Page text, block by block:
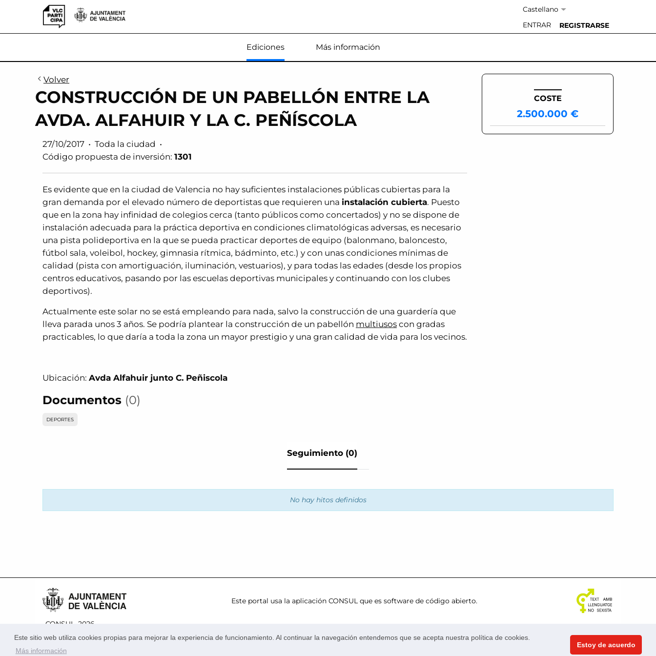
Este sitio web utiliza cookies propias para mejorar la experiencia de funcionamiento. Al continuar la navegación entendemos que se acepta nuestra política de cookies.
Más información
Estoy de acuerdo
VLCParticipa Idioma:
ENTRAR REGISTRARSE
Ediciones Más información
Volver
CONSTRUCCIÓN DE UN PABELLÓN ENTRE LA
AVDA. ALFAHUIR Y LA C. PEÑÍSCOLA
27/10/2017 • Toda la ciudad •
Código propuesta de inversión: 1301
Es evidente que en la ciudad de Valencia no hay suficientes instalaciones públicas cubiertas para la
gran demanda por el elevado número de deportistas que requieren una instalación cubierta. Puesto
que en la zona hay infinidad de colegios cerca (tanto públicos como concertados) y no se dispone de
instalación adecuada para la práctica deportiva en condiciones climatológicas adversas, es necesario
una pista polideportiva en la que se pueda practicar deportes de equipo (balonmano, baloncesto,
fútbol sala, voleibol, hockey, gimnasia rítmica, bádminto, etc.) y con unas condiciones mínimas de
calidad (pista con amortiguación, iluminación, vestuarios), y para todas las edades (desde los propios
centros educativos, pasando por las escuelas deportivas municipales y continuando con los clubes
deportivos).
Actualmente este solar no se está empleando para nada, salvo la construcción de una guardería que
lleva parada unos 3 años. Se podría plantear la construcción de un pabellón multiusos con gradas
practicables, lo que daría a toda la zona un mayor prestigio y una gran calidad de vida para los vecinos.
Ubicación: Avda Alfahuir junto C. Peñiscola
Documentos (0)
DEPORTES
COSTE
2.500.000 €
Seguimiento (0)
No hay hitos definidos
Este portal usa laaplicación CONSULque essoftware de código abierto.
CONSUL, 2026
Política de privacidad
Condiciones de uso Accesibilidad Contacta enpresupuestosparticipativos@valencia.es